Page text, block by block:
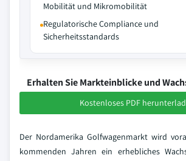
Mobilität und Mikromobilität
Regulatorische Compliance und
Sicherheitsstandards
Erhalten Sie Markteinblicke und
Kostenloses PDF
Der Nordamerika Golfwagenmarkt wird
kommenden Jahren ein erhebliches